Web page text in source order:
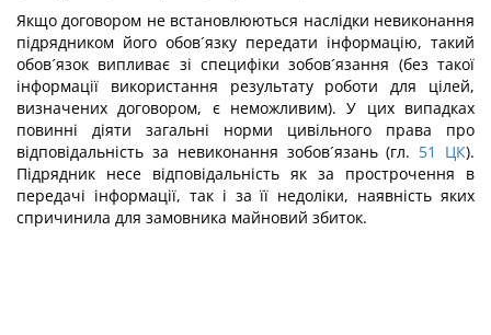
Якщо договором не встановлюються наслідки невиконання
підрядником його обов´язку передати інформацію, такий
обов´язок випливає зі специфіки зобов´язання (без такої
інформації використання результату роботи для цілей,
визначених договором, є неможливим). У цих випадках
повинні діяти загальні норми цивільного права про
відповідальність за невиконання зобов´язань (гл. 51 ЦК).
Підрядник несе відповідальність як за прострочення в
передачі інформації, так і за її недоліки, наявність яких
спричинила для замовника майновий збиток.